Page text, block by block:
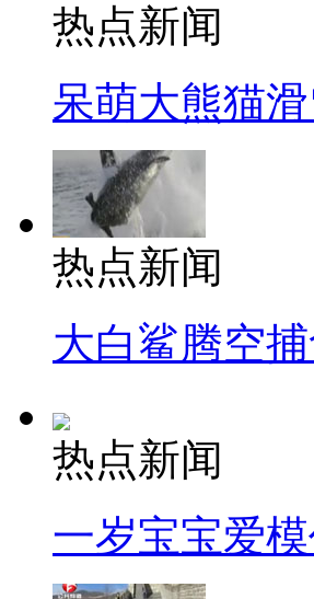
热点新闻
呆萌大熊猫
热点新闻
大白鲨腾空
热点新闻
一岁宝宝爱